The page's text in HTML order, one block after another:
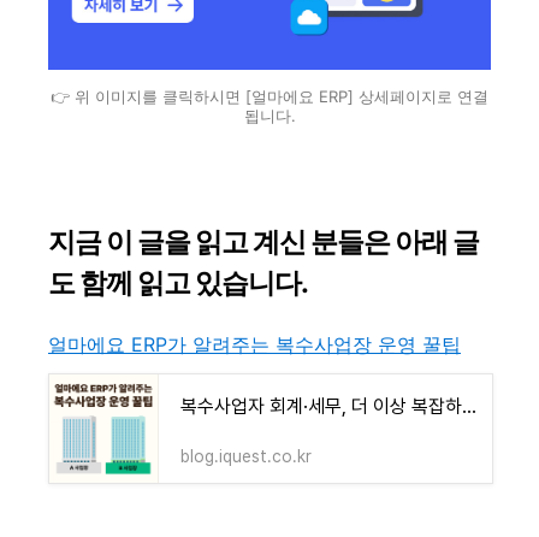
👉 위 이미지를 클릭하시면 [얼마에요 ERP] 상세페이지로 연결
됩니다.
지금 이 글을 읽고 계신 분들은 아래 글
도 함께 읽고 있습니다.
얼마에요 ERP가 알려주는 복수사업장 운영 꿀팁
복수사업자 회계·세무, 더 이상 복잡하지 않아요｜얼마에요 ERP로 한 번에 관리하세요!
blog.iquest.co.kr